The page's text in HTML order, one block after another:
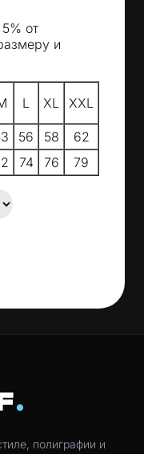
от
и
L XL XXL
56 58
62
74 76 79
полиграфии и